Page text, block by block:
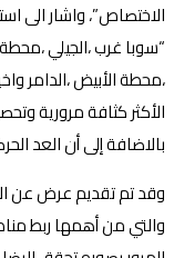
الاختصاص”، واشار الى
“سوبا غرب ،الجيلي ،محطة
،محطة الأبيض ،الدامر
الأكثر كثافة مرورية
بالاضافة إلى أن العد
وقد تم تقديم عرض عن
والتي من أهمها ربط